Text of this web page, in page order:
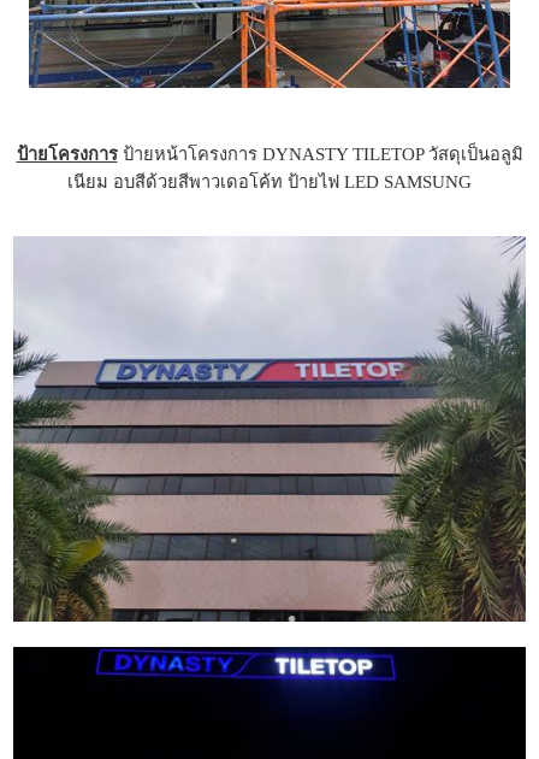
ป้ายโครงการป้ายหน้าโครงการ DYNASTY TILETOP วัสดุเป็นอลูมิ
เนียม อบสีด้วยสีพาวเดอโค้ท ป้ายไฟ LED SAMSUNG